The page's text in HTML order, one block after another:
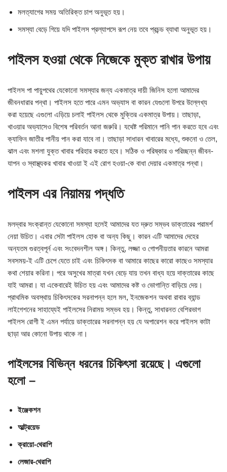
মলত্যাগের সময় অতিরিক্ত চাপ অনুভূত হয়।
সমস্যা বেড়ে গিয়ে যদি পাইলস প্রল্যাপসে রূপ নেয় তবে প্রচন্ড ব্যাথা অনুভূত হয়।
পাইলস হওয়া থেকে নিজেকে মুক্ত রাখার উপায়
পাইলস পা পায়ুপথের যেকোনো সমস্যার জন্য একমাত্র দায়ী জিনিস হলো আমাদের
জীবনধারার পন্থা। পাইলস হতে পারে এমন অভ্যাস বা কারন যেগুলো উপরে উল্লেখ্য
করা হয়েছে এগুলো এড়িয়ে চলাই পাইলস থেকে মুক্তির একমাত্র উপায়। তাছাড়া,
খাওয়ার অভ্যাসেও বিশেষ পরিবর্তন আনা জরুরি। যথেষ্ট পরিমানে পানি পান করতে হবে এবং
ক্যাফিন জাতীর পানীয় পান করা যাবে না। তাছাড়া সাধারন খাবারের মধ্যে, শুকনো ও তেল,
ঝাল এবং মশলা যুক্ত খাবার পরিহার করতে হবে। সঠিক ও পরিষ্কার ও পরিচ্ছন্ন জীবন-
যাপন ও স্বাস্থ্যকর খাবার খাওয়া ই এই রোগ হওয়া-কে বাধা দেয়ার একমাত্র পন্থা।
পাইলস এর নিয়াময় পদ্ধতি
মলদ্বার সংক্রান্ত যেকোনো সমস্যা হলেই আমাদের যত দ্রুত সম্ভব ডাক্তারের পরামর্শ
নেয়া উচিত। এবার সেটা পাইলস হোক বা অন্য কিছু। কারন এটি আমাদের দেহের
অন্যতম গুরত্বপূর্ন এবং সংবেদনশীল অঙ্গ। কিন্তু, লজ্জা ও গোপনীয়তার কারনে আমরা
সবসময়-ই এটি চেপে যেতে চাই এবং চিকিৎসক বা আমারে কাছের কারো কাছেও সমস্যার
কথা শেয়ার করিনা। পরে অসুখের মাত্রা যখন বেড়ে যায় তখন বাধ্য হয়ে দাক্তারের কাছে
যাই আমরা। যা একেবারেই উচিত হয় এবং আমাদের কষ্ট ও ভোগান্তি বাড়িয়ে দেয়।
প্রাথমিক অবস্থায় চিকিৎসকের সরনাপন্ন হলে মল, ইনজেকশন অথবা রাবার ব্যান্ড
লাইগেশনের সাহায্যেই পাইলসের নিরাময় সম্ভব হয়। কিন্তু, সাধারনত বেশিরভাগ
পাইলস রোগী ই এমন পর্যায়ে ডাক্তারের সরনাপন্ন হয় যে অপারেশন করে পাইলস কাটা
ছাড়া আর কোনো উপায় থাকে না।
পাইলসের বিভিন্ন ধরনের চিকিৎসা রয়েছে। এগুলো
হলো –
ইঞ্জেকশন
আল্ট্রয়েড
ক্রায়ো-থেরাপি
লেজার-থেরাপি